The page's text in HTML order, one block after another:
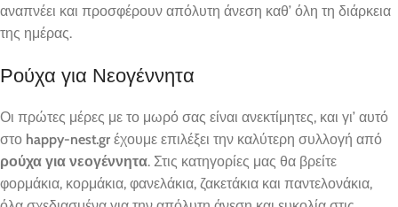
αναπνέει και προσφέρουν απόλυτη άνεση καθ’ όλη τη διάρκεια
της ημέρας.
Ρούχα για Νεογέννητα
Οι πρώτες μέρες με το μωρό σας είναι ανεκτίμητες, και γι’ αυτό
στο happy-nest.gr έχουμε επιλέξει την καλύτερη συλλογή από
ρούχα για νεογέννητα. Στις κατηγορίες μας θα βρείτε
φορμάκια, κορμάκια, φανελάκια, ζακετάκια και παντελονάκια,